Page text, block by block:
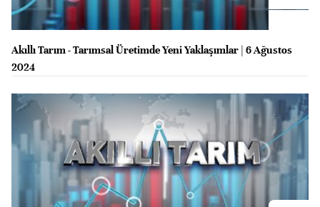
Akıllı Tarım - Tarımsal Üretimde Yeni Yaklaşımlar | 6 Ağustos
2024